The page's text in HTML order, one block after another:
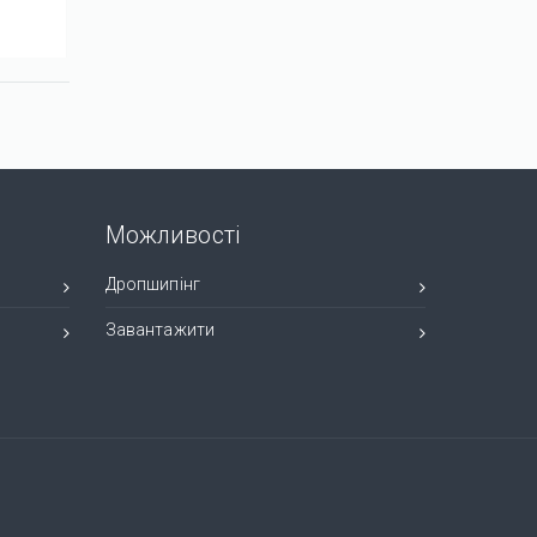
Можливості
Дропшипінг
Завантажити